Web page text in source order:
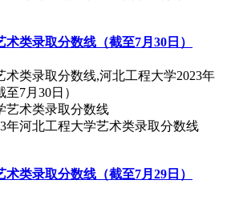
类录取分数线（截至7月30日）
术类录取分数线,河北工程大学2023年
7月30日）
年河北工程大学艺术类录取分数线
类录取分数线（截至7月29日）